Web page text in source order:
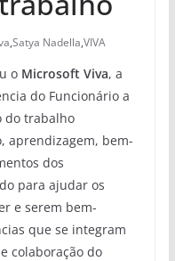
,Satya Nadella,VIVA
oMicrosoft Viva, a
do Funcionário a
do trabalho
aprendizagem, bem-
dos
para ajudar os
e serem bem-
que se integram
colaboração do